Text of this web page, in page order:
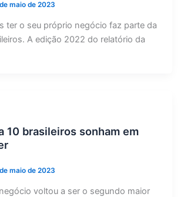
maio de 2023
ter o seu próprio negócio faz parte da
A edição 2022 do relatório da
10 brasileiros sonham em
maio de 2023
voltou a ser o segundo maior